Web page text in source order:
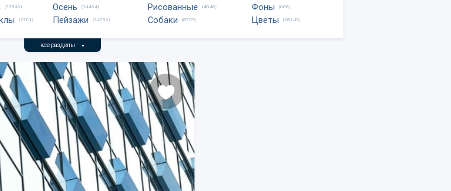
(37846)
(3701)
Осень (14464)
Пейзажи (24590)
Рисованные (4046)
Собаки (8759)
Фоны (608)
Цветы (28145)
все разделы ▼